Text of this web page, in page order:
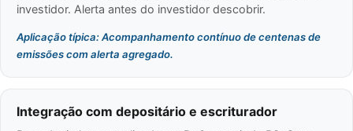
investidor. Alerta antes do investidor descobrir.
Aplicação típica: Acompanhamento contínuo de centenas de
emissões com alerta agregado.
Integração com depositário e escriturador